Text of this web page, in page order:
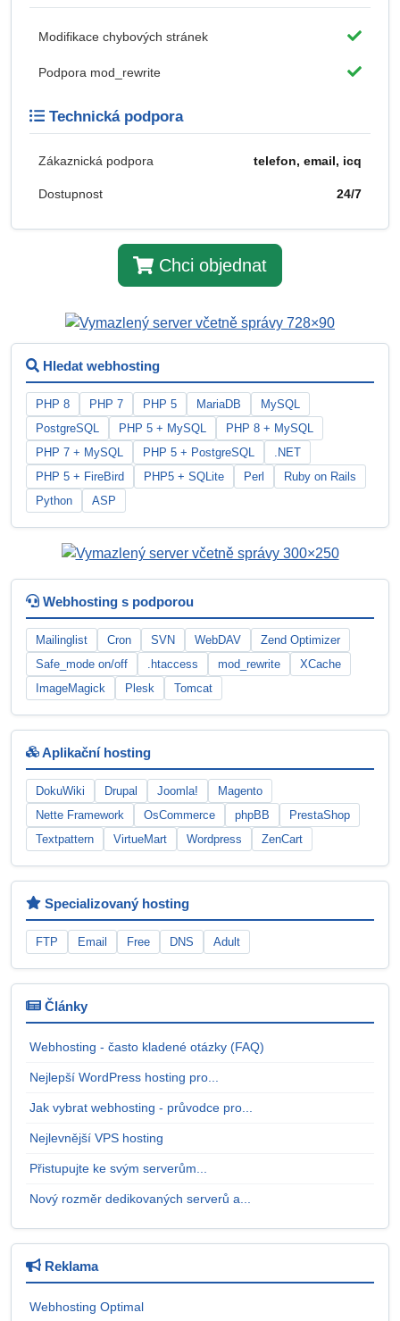
Modifikace chybových stránek
Podpora mod_rewrite
Technická podpora
Zákaznická podpora telefon, email, icq
Dostupnost 24/7
Chci objednat
Hledat webhosting
PHP 8 PHP 7 PHP 5 MariaDB
MySQL
PostgreSQL
PHP 5 + MySQL
PHP 8 + MySQL
PHP 7 + MySQL
PHP 5 + PostgreSQL
.NET
PHP 5 + FireBird
PHP5 + SQLite Perl
Ruby on Rails
Python
ASP
Webhosting s podporou
Mailinglist Cron SVN WebDAV
Zend Optimizer
Safe_mode on/off
.htaccess mod_rewrite
XCache
ImageMagick
Plesk Tomcat
Aplikační hosting
DokuWiki Drupal Joomla!
Magento
Nette Framework
OsCommerce phpBB
PrestaShop
Textpattern
VirtueMart Wordpress ZenCart
Specializovaný hosting
FTP Email Free DNS Adult
Články
Webhosting - často kladené otázky (FAQ)
Nejlepší WordPress hosting pro...
Jak vybrat webhosting - průvodce pro...
Nejlevnější VPS hosting
Přistupujte ke svým serverům...
Nový rozměr dedikovaných serverů a...
Reklama
Webhosting Optimal